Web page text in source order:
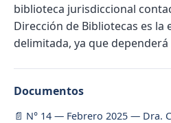
biblioteca jurisdiccional
Dirección de Bibliotecas es
delimitada, ya que
Documentos
N° 14 — Febrero 2025 — Dra.